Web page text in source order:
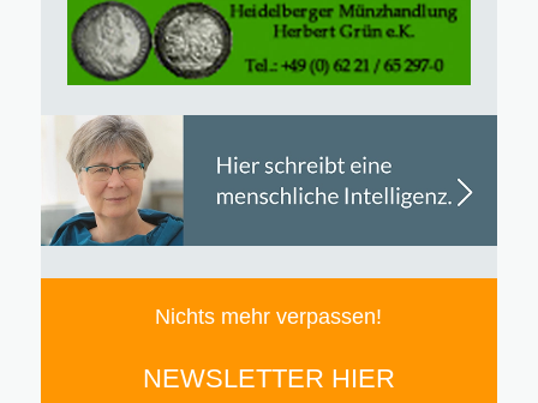
Nichts mehr verpassen!
NEWSLETTER HIER